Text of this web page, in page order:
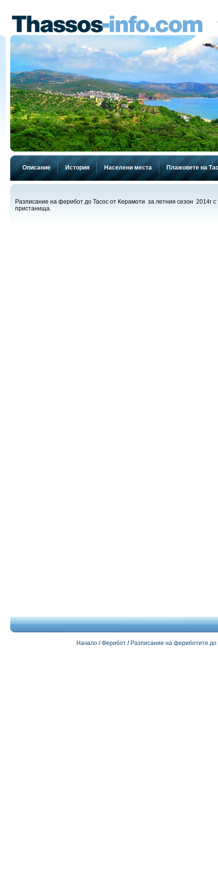
Описание История Населени места Плажовете на
Разписание на ферибот до Тасос от Керамоти за летния сезон 2014г с
пристанища.
Начало/Ферибот/ Разписание на фериботите до